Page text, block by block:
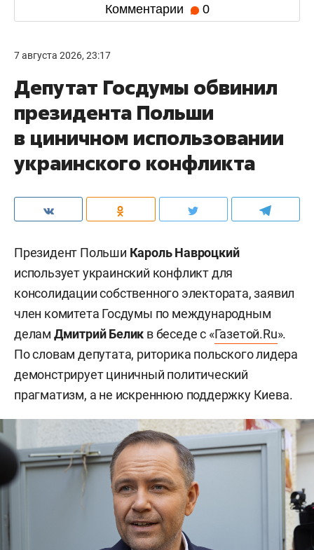
Комментарии 0
7 августа 2026, 23:17
Депутат Госдумы обвинил
президента Польши
в циничном использовании
украинского конфликта
Президент Польши Кароль Навроцкий
использует украинский конфликт для
консолидации собственного электората, заявил
член комитета Госдумы по международным
делам Дмитрий Белик в беседе с «Газетой.Ru».
По словам депутата, риторика польского лидера
демонстрирует циничный политический
прагматизм, а не искреннюю поддержку Киева.